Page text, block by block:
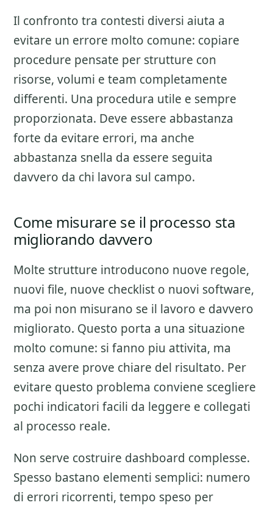
Il confronto tra contesti diversi aiuta a
evitare un errore molto comune: copiare
procedure pensate per strutture con
risorse, volumi e team completamente
differenti. Una procedura utile e sempre
proporzionata. Deve essere abbastanza
forte da evitare errori, ma anche
abbastanza snella da essere seguita
davvero da chi lavora sul campo.
Come misurare se il processo sta
migliorando davvero
Molte strutture introducono nuove regole,
nuovi file, nuove checklist o nuovi software,
ma poi non misurano se il lavoro e davvero
migliorato. Questo porta a una situazione
molto comune: si fanno piu attivita, ma
senza avere prove chiare del risultato. Per
evitare questo problema conviene scegliere
pochi indicatori facili da leggere e collegati
al processo reale.
Non serve costruire dashboard complesse.
Spesso bastano elementi semplici: numero
di errori ricorrenti, tempo speso per